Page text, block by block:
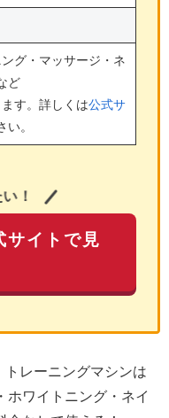
グ・マッサージ・ネ
ど
す。詳しくは公式サ
い。
！
サイトで見
レーニングマシンは
ホワイトニング・ネイ